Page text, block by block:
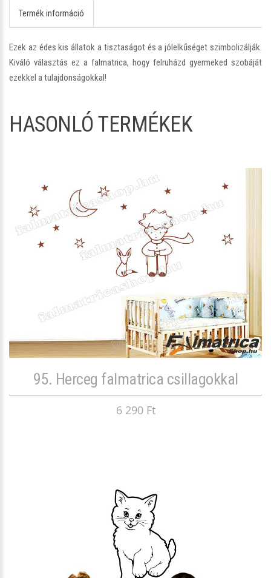
Termék információ
Ezek az édes kis állatok a tisztaságot és a jólelkűséget szimbolizálják.
Kiváló választás ez a falmatrica, hogy felruházd gyermeked szobáját
ezekkel a tulajdonságokkal!
HASONLÓ TERMÉKEK
95. Herceg falmatrica csillagokkal
6 290 Ft